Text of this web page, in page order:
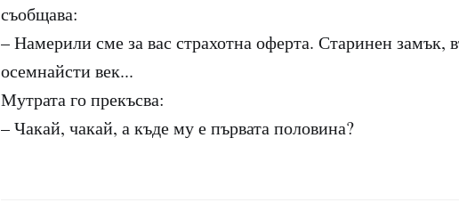
съобщава:
– Намерили сме за вас страхотна оферта. Старинен замък,
осемнайсти век...
Мутрата го прекъсва:
– Чакай, чакай, а къде му е първата половина?